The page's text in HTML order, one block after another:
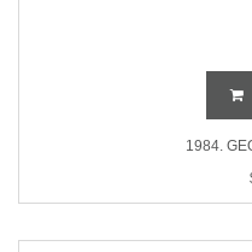
1984.